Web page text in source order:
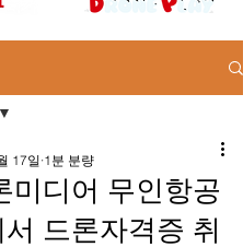
미디어 무인항공
드론자격증 취
17일 1분 분량